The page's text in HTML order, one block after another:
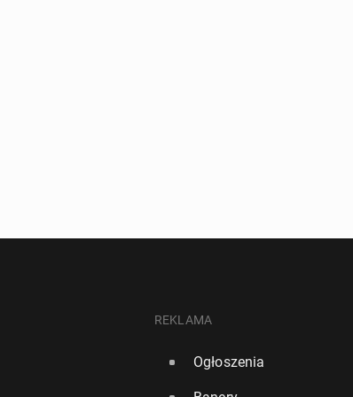
REKLAMA
Ogłoszenia